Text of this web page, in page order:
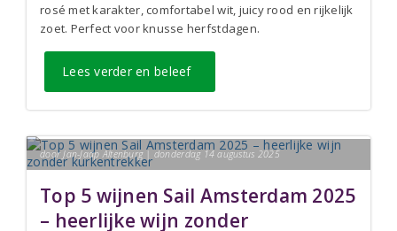
rosé met karakter, comfortabel wit, juicy rood en rijkelijk
zoet. Perfect voor knusse herfstdagen.
Lees verder en beleef
door Jan-Jaap Altenburg | donderdag 14 augustus 2025
Top 5 wijnen Sail Amsterdam 2025
– heerlijke wijn zonder